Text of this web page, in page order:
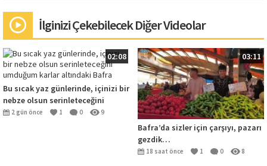
İlginizi Çekebilecek Diğer Videolar
02:08
Bu sıcak yaz günlerinde, içinizi bir
nebze olsun serinleteceğini
umduğum karlar altındaki Bafra
2 gün önce 1 0 9
03:11
Bafra’da sizler için çarşıyı, pazarı
gezdik…
18 saat önce 1 0 8